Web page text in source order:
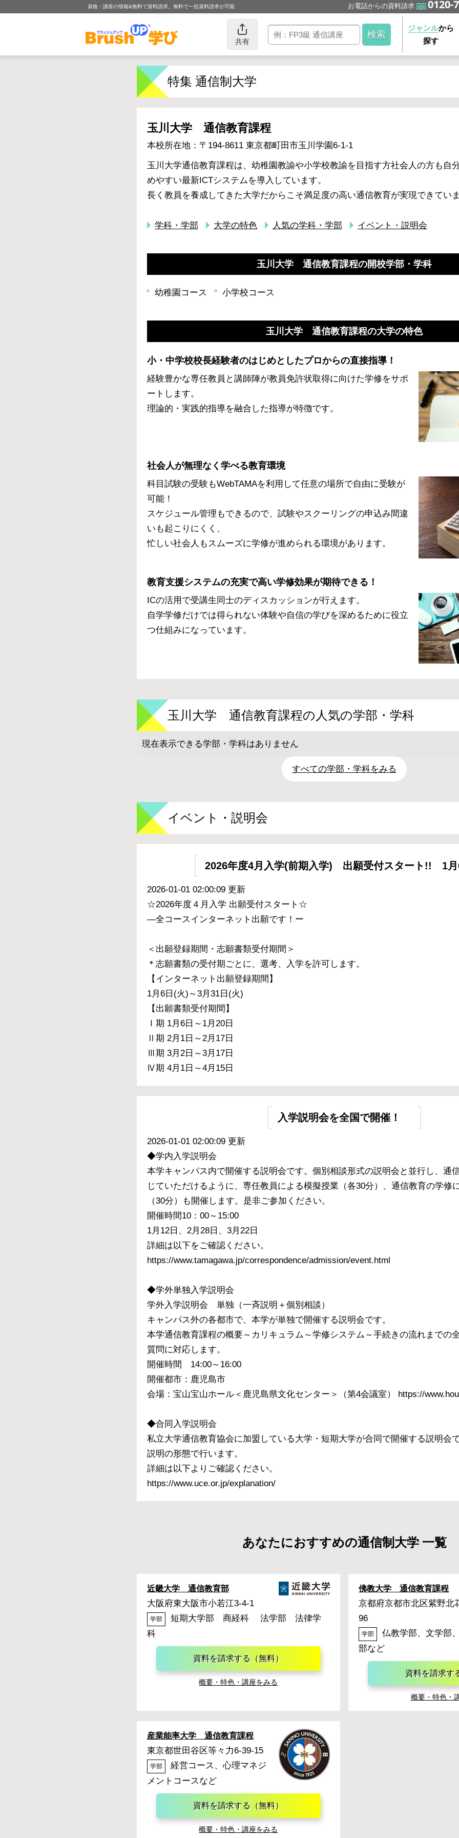
資格・講座の情報&無料で資料請求。無料で一括資料請求が可能 お電話からの資料請求 0120-
共有
ジャンルから
探す
特集 通信制大学
玉川大学 通信教育課程
本校所在地：〒194-8611 東京都町田市玉川学園6-1-1
玉川大学通信教育課程は、幼稚園教諭や小学校教諭を目指す方社会人の方も自
めやすい最新ICTシステムを導入しています。
長く教員を養成してきた大学だからこそ満足度の高い通信教育が実現できてい
学科・学部 大学の特色 人気の学科・学部 イベント・説明会
玉川大学 通信教育課程の開校学部・学科
幼稚園コース 小学校コース
玉川大学 通信教育課程の大学の特色
小・中学校校長経験者のはじめとしたプロからの直接指導！
経験豊かな専任教員と講師陣が教員免許状取得に向けた学修をサポ
ートします。
理論的・実践的指導を融合した指導が特徴です。
社会人が無理なく学べる教育環境
科目試験の受験もWebTAMAを利用して任意の場所で自由に受験が
可能！
スケジュール管理もできるので、試験やスクーリングの申込み間違
いも起こりにくく、
忙しい社会人もスムーズに学修が進められる環境があります。
教育支援システムの充実で高い学修効果が期待できる！
ICの活用で受講生同士のディスカッションが行えます。
自学学修だけでは得られない体験や自信の学びを深めるために役立
つ仕組みになっています。
玉川大学 通信教育課程の人気の学部・学科
現在表示できる学部・学科はありません
すべての学部・学科をみる
イベント・説明会
2026年度4月入学(前期入学) 出願受付スタート!! 1月
2026-01-01 02:00:09 更新
☆2026年度４月入学 出願受付スタート☆
―全コースインターネット出願です！ー
＜出願登録期間・志願書類受付期間＞
＊志願書類の受付期ごとに、選考、入学を許可します。
【インターネット出願登録期間】
1月6日(火)～3月31日(火)
【出願書類受付期間】
Ⅰ期 1月6日～1月20日
Ⅱ期 2月1日～2月17日
Ⅲ期 3月2日～3月17日
Ⅳ期 4月1日～4月15日
入学説明会を全国で開催！
2026-01-01 02:00:09 更新
◆学内入学説明会
本学キャンパス内で開催する説明会です。個別相談形式の説明会と並行し、通
じていただけるように、専任教員による模擬授業（各30分）、通信教育の学修
（30分）も開催します。是非ご参加ください。
開催時間10：00～15:00
1月12日、2月28日、3月22日
詳細は以下をご確認ください。
https://www.tamagawa.jp/correspondence/admission/event.html
◆学外単独入学説明会
学外入学説明会 単独（一斉説明＋個別相談）
キャンパス外の各都市で、本学が単独で開催する説明会です。
本学通信教育課程の概要～カリキュラム～学修システム～手続きの流れまでの
質問に対応します。
開催時間 14:00～16:00
開催都市：鹿児島市
会場：宝山宝山ホール＜鹿児島県文化センター＞（第4会議室） https://
◆合同入学説明会
私立大学通信教育協会に加盟している大学・短期大学が合同で開催する説明会
説明の形態で行います。
詳細は以下よりご確認ください。
https://www.uce.or.jp/explanation/
あなたにおすすめの通信制大学 一覧
近畿大学 通信教育部
大阪府東大阪市小若江3-4-1
学部
短期大学部 商経科 法学部 法律学
科
資料を請求する（無料）
概要・特色・講座をみる
佛教大学 通信教育課程
京都府京都市北区紫野北
96
学部
仏教学部、文学部
部など
資料を請求す
概要・特色・
産業能率大学 通信教育課程
東京都世田谷区等々力6-39-15
学部
経営コース、心理マネジ
メントコースなど
資料を請求する（無料）
概要・特色・講座をみる